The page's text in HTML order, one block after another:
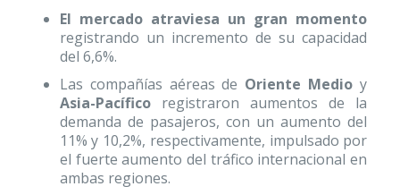
El mercado atraviesa un gran momento
registrando un incremento de su capacidad
del 6,6%.
Las compañías aéreas de Oriente Medio y
Asia-Pacíficoregistraron aumentos de la
demanda de pasajeros, con un aumento del
11% y 10,2%, respectivamente, impulsado por
el fuerte aumento del tráfico internacional en
ambas regiones.